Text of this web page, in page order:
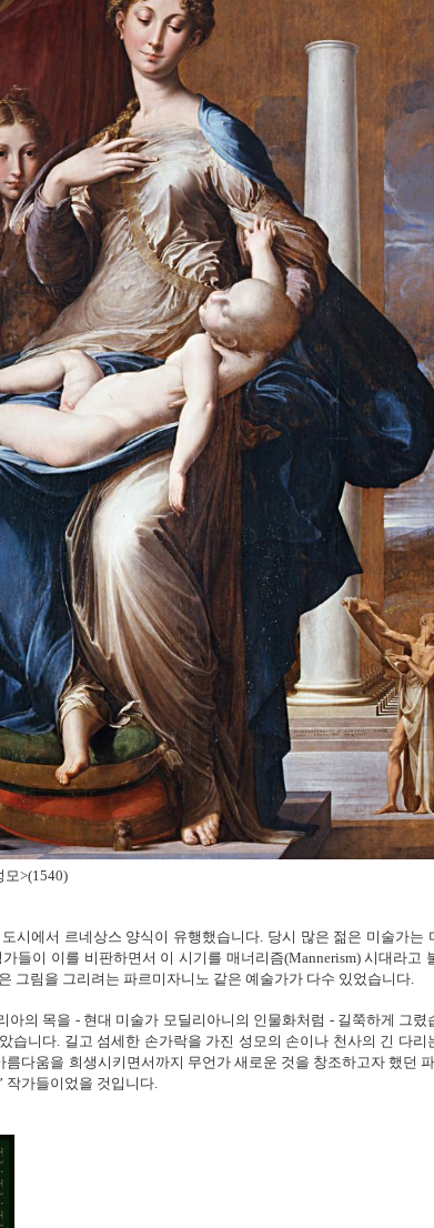
모>(1540)
시에서 르네상스 양식이 유행했습니다. 당시 많은 젊은 미술가는
들이 이를 비판하면서 이 시기를 매너리즘(Mannerism) 시대라고
그림을 그리려는 파르미자니노 같은 예술가가 다수 있었습니다.
아의 목을 - 현대 미술가 모딜리아니의 인물화처럼 - 길쭉하게 그
습니다. 길고 섬세한 손가락을 가진 성모의 손이나 천사의 긴 다리
름다움을 희생시키면서까지 무언가 새로운 것을 창조하고자 했던
작가들이었을 것입니다.